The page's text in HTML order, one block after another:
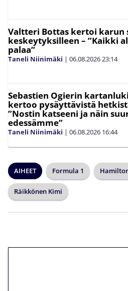
Valtteri Bottas kertoi karun
keskeytyksilleen – ”Kaikki
palaa”
Taneli Niinimäki | 06.08.202623:14
Sebastien Ogierin
kertoo pysäyttävistä
”Nostin katseeni ja näin
edessämme”
Taneli Niinimäki | 06.08.2026 16:44
AIHEET Formula 1
Räikkönen Kimi